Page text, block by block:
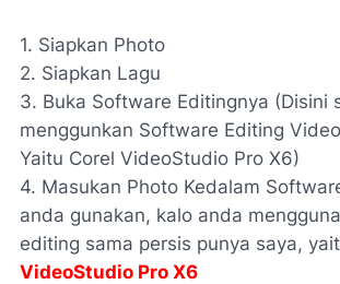
1. Siapkan Photo
2. Siapkan Lagu
3. Buka Software Editingnya (Disini
menggunkan Software Editing
Yaitu Corel VideoStudio Pro X6)
4. Masukan Photo Kedalam
anda gunakan, kalo anda
editing sama persis punya saya,
VideoStudio Pro X6